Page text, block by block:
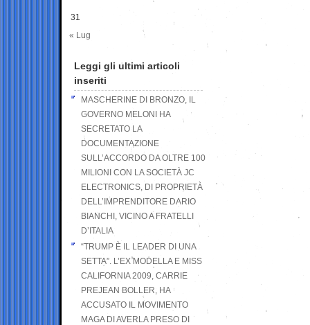
31
« Lug
Leggi gli ultimi articoli
inseriti
MASCHERINE DI BRONZO, IL
GOVERNO MELONI HA
SECRETATO LA
DOCUMENTAZIONE
SULL’ACCORDO DA OLTRE 100
MILIONI CON LA SOCIETÀ JC
ELECTRONICS, DI PROPRIETÀ
DELL’IMPRENDITORE DARIO
BIANCHI, VICINO A FRATELLI
D’ITALIA
“TRUMP È IL LEADER DI UNA
SETTA”. L’EX MODELLA E MISS
CALIFORNIA 2009, CARRIE
PREJEAN BOLLER, HA
ACCUSATO IL MOVIMENTO
MAGA DI AVERLA PRESO DI